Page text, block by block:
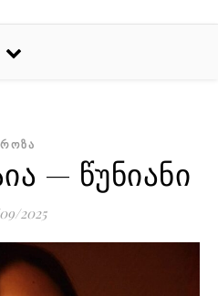
— წუნიანი
2025